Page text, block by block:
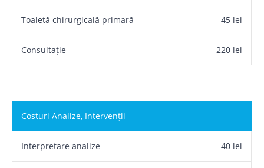
Consultație 220 lei
Toaletă chirurgicală primară 45 lei
Costuri Analize, Intervenții
Interpretare analize 40 lei